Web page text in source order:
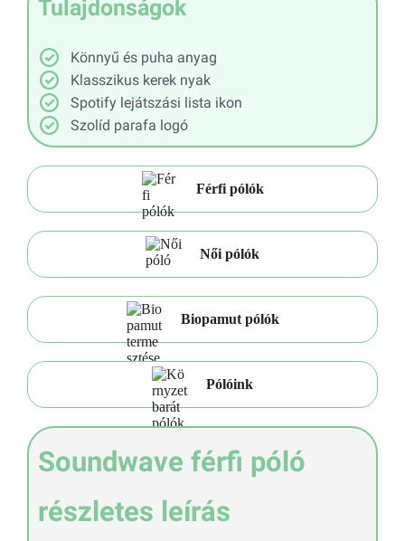
Tulajdonságok
Könnyű és puha anyag
Klasszikus kerek nyak
Spotify lejátszási lista ikon
Szolíd parafa logó
Férfi pólók
Női pólók
Biopamut pólók
Pólóink
Soundwave férfi póló
részletes leírás